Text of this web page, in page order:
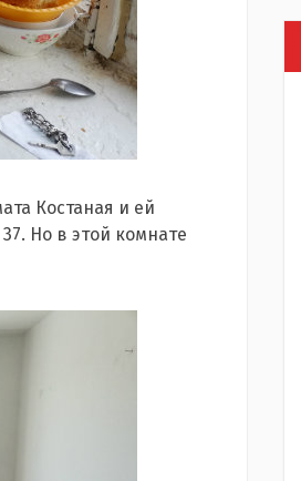
Костаная и ей
Но в этой комнате